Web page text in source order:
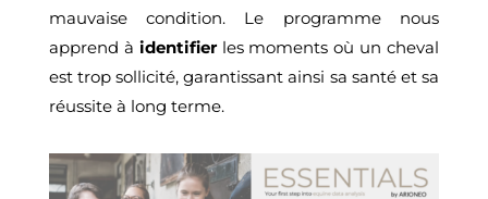
mauvaise condition. Le programme nous
apprend à identifierles moments où un cheval
est trop sollicité, garantissant ainsi sa santé et sa
réussite à long terme.